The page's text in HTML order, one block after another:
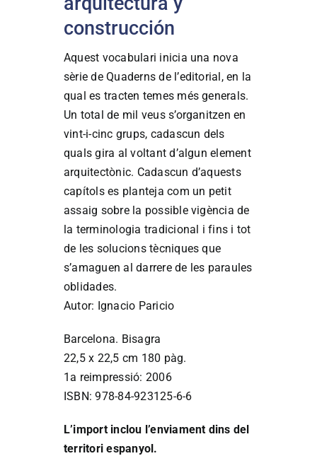
construcción
Aquest vocabulari inicia una nova
sèrie de Quaderns de l’editorial, en la
qual es tracten temes més generals.
Un total de mil veus s’organitzen en
vint-i-cinc grups, cadascun dels
quals gira al voltant d’algun element
arquitectònic. Cadascun d’aquests
capítols es planteja com un petit
assaig sobre la possible vigència de
la terminologia tradicional i fins i tot
de les solucions tècniques que
s’amaguen al darrere de les paraules
oblidades.
Autor: Ignacio Paricio
Barcelona. Bisagra
22,5 x 22,5 cm 180 pàg.
1a reimpressió: 2006
ISBN: 978-84-923125-6-6
L’import inclou l’enviament dins del
territori espanyol.